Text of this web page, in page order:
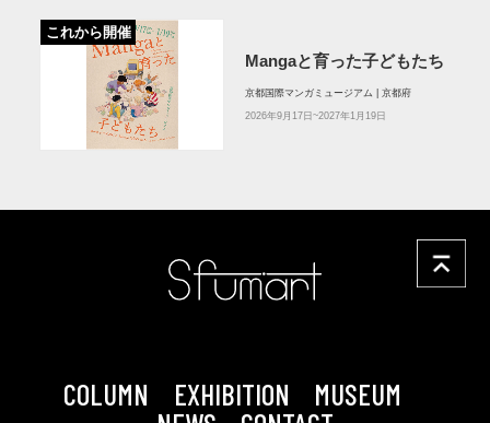
これから開催
Mangaと育った子どもたち
京都国際マンガミュージアム | 京都府
2026年9月17日~2027年1月19日
COLUMN EXHIBITION
MUSEUM